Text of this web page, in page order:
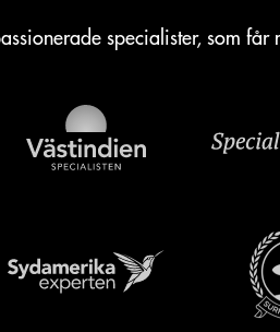
specialister, som